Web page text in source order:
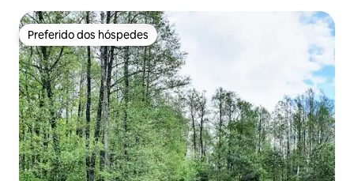
Preferido dos hóspedes
Preferido dos hóspedes